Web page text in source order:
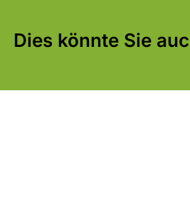
Dies könnte Sie